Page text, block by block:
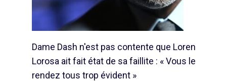
Dame Dash n'est pas contente que Loren
Lorosa ait fait état de sa faillite : « Vous le
rendez tous trop évident »